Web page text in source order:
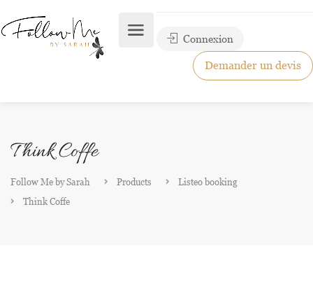
Connexion
Demander un devis
Think Coffe
Follow Me by Sarah Products
Listeo booking
Think Coffe